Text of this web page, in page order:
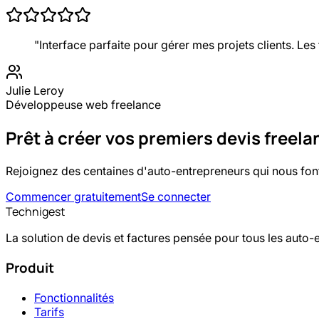
"Interface parfaite pour gérer mes projets clients.
Julie Leroy
Développeuse web freelance
Prêt à créer vos premiers devis
Rejoignez des centaines d'auto-entrepreneurs qui nous
Commencer gratuitementSe connecter
Technigest
La solution de devis et factures pensée pour tous les
Produit
Fonctionnalités
Tarifs